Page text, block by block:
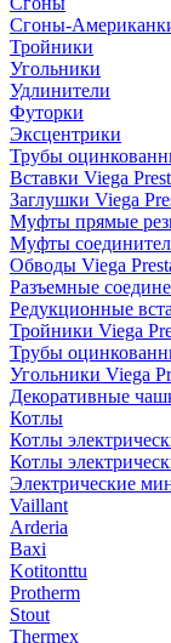
Сгоны-
Тройники
Угольники
Удлинители
Футорки
Эксцентрики
Трубы
Вставки Viega
Заглушки Viega
Муфты прямые
Муфты
Обводы Viega
Разъемные
Редукционные
Тройники Viega
Трубы
Угольники Viega
Декоративные
Котлы
Котлы
Котлы
Электрические
Vaillant
Arderia
Baxi
Kotitonttu
Protherm
Stout
Thermex